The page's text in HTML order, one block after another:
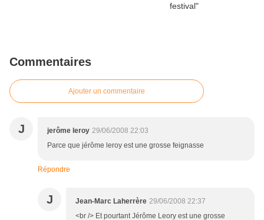
Commentaires
Ajouter un commentaire
J jerôme leroy 29/06/2008 22:03
Parce que jérôme leroy est une grosse feignasse
Répondre
J Jean-Marc Laherrère 29/06/2008 22:37
<br /> Et pourtant Jérôme Leory est une grosse